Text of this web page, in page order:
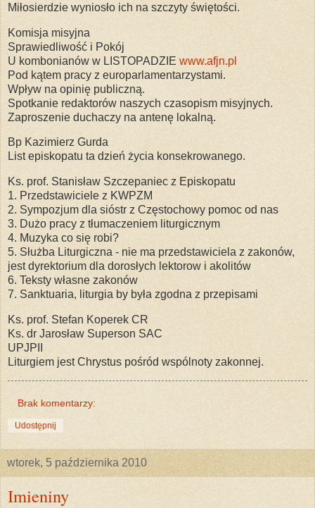
Miłosierdzie wyniosło ich na szczyty świętości.
Komisja misyjna
Sprawiedliwość i Pokój
U kombonianów w LISTOPADZIE www.afjn.pl
Pod kątem pracy z europarlamentarzystami.
Wpływ na opinię publiczną.
Spotkanie redaktorów naszych czasopism misyjnych.
Zaproszenie duchaczy na antenę lokalną.
Bp Kazimierz Gurda
List episkopatu ta dzień życia konsekrowanego.
Ks. prof. Stanisław Szczepaniec z Episkopatu
1. Przedstawiciele z KWPZM
2. Sympozjum dla sióstr z Częstochowy pomoc od nas
3. Dużo pracy z tłumaczeniem liturgicznym
4. Muzyka co się robi?
5. Służba Liturgiczna - nie ma przedstawiciela z zakonów,
jest dyrektorium dla dorosłych lektorow i akolitów
6. Teksty własne zakonów
7. Sanktuaria, liturgia by była zgodna z przepisami
Ks. prof. Stefan Koperek CR
Ks. dr Jarosław Superson SAC
UPJPII
Liturgiem jest Chrystus pośród wspólnoty zakonnej.
Brak komentarzy:
Udostępnij
wtorek, 5 października 2010
Imieniny